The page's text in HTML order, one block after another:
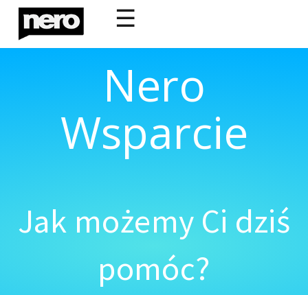
☰
Nero
Wsparcie
Jak możemy Ci dziś
pomóc?